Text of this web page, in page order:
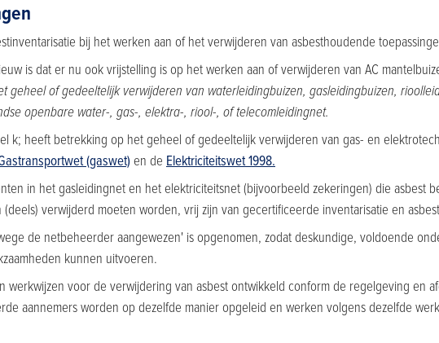
bij het werken aan of het verwijderen van asbesthoudende
is dat er nu ook vrijstelling is op het werken aan of verwijderen van AC
geheel of gedeeltelijk verwijderen van waterleidingbuizen, gasleidingbuizen,
openbare water-, gas-, elektra-, riool-, of telecomleidingnet.
k; heeft betrekking op het geheel of gedeeltelijk verwijderen van gas- en
(gaswet) en de Elektriciteitswet 1998.
in het gasleidingnet en het elektriciteitsnet (bijvoorbeeld zekeringen) die asbest
verwijderd moeten worden, vrij zijn van gecertificeerde inventarisatie en
de netbeheerder aangewezen' is opgenomen, zodat deskundige, voldoende
kunnen uitvoeren.
werkwijzen voor de verwijdering van asbest ontwikkeld conform de regelgeving en
aannemers worden op dezelfde manier opgeleid en werken volgens dezelfde